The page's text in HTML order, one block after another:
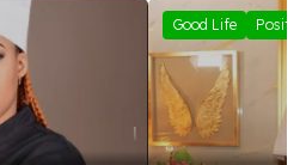
Good Life Positif